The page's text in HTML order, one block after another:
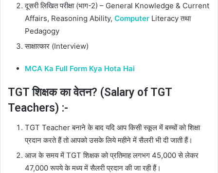
दूसरी लिखित परीक्षा (भाग-2) – General Knowledge & Current
Affairs, Reasoning Ability, Computer Literacy तथा
Pedagogy
साक्षात्कार (Interview)
MCA Ka Full Form Kya Hota Hai
TGT शिक्षक का वेतन? (Salary of TGT
Teachers) :-
TGT Teacher बनाने के बाद यदि आप किसी स्कूल में बच्चों को शिक्षा
प्रदान करते हैं तो आपको उसके लिये महीने में सैलरी भी दी जाती हैं।
आज के समय में TGT शिक्षक को प्रतिमाह लगभग 45,000 से लेकर
47,000 रूपये के मध्य में सैलरी प्रदान की जा रही हैं।